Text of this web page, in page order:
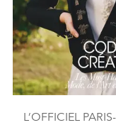
L’OFFICIEL